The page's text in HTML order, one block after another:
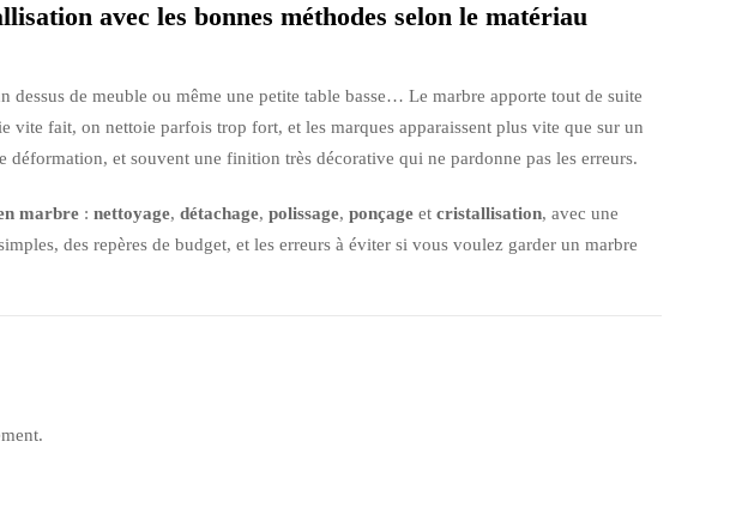
avec les bonnes méthodes selon le matériau
de meuble ou même une petite table basse… Le marbre apporte tout de suite
fait, on nettoie parfois trop fort, et les marques apparaissent plus vite que sur un
et souvent une finition très décorative qui ne pardonne pas les erreurs.
marbre : nettoyage, détachage, polissage, ponçage et cristallisation, avec une
des repères de budget, et les erreurs à éviter si vous voulez garder un marbre